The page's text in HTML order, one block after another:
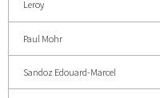
Leroy
Paul Mohr
Sandoz Edouard-Marcel